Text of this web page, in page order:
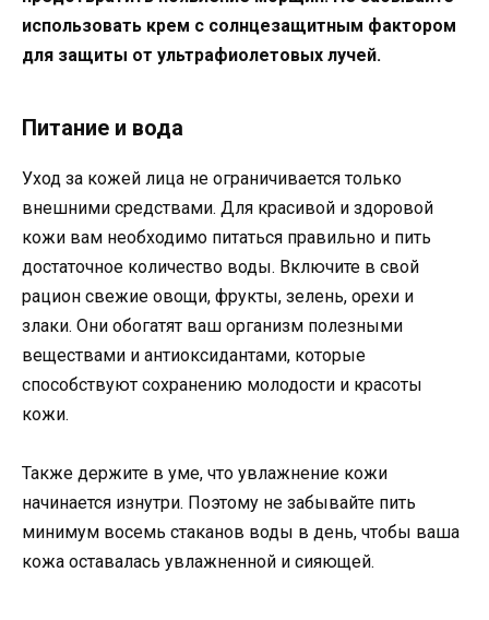
использовать крем с солнцезащитным фактором
для защиты от ультрафиолетовых лучей.
Питание и вода
Уход за кожей лица не ограничивается только
внешними средствами. Для красивой и здоровой
кожи вам необходимо питаться правильно и пить
достаточное количество воды. Включите в свой
рацион свежие овощи, фрукты, зелень, орехи и
злаки. Они обогатят ваш организм полезными
веществами и антиоксидантами, которые
способствуют сохранению молодости и красоты
кожи.
Также держите в уме, что увлажнение кожи
начинается изнутри. Поэтому не забывайте пить
минимум восемь стаканов воды в день, чтобы ваша
кожа оставалась увлажненной и сияющей.